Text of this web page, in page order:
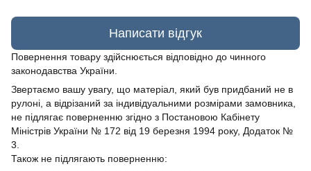
Написати відгук
Повернення товару здійснюється відповідно до чинного
законодавства України.
Звертаємо вашу увагу, що матеріал, який був придбаний не в
рулоні, а відрізаний за індивідуальними розмірами замовника,
не підлягає поверненню згідно з Постановою Кабінету
Міністрів України № 172 від 19 березня 1994 року, Додаток №
3.
Також не підлягають поверненню: